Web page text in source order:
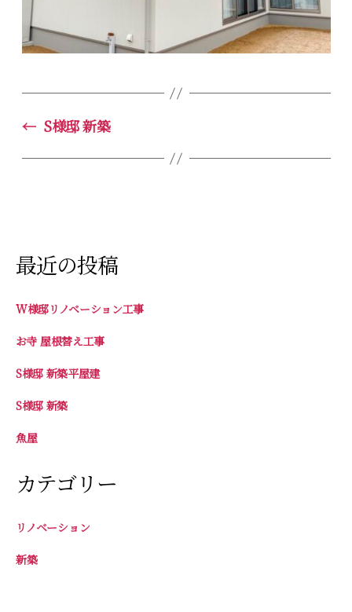
← S様邸 新築
最近の投稿
W様邸リノベーション工事
お寺 屋根替え工事
S様邸 新築平屋建
S様邸 新築
魚屋
カテゴリー
リノベーション
新築